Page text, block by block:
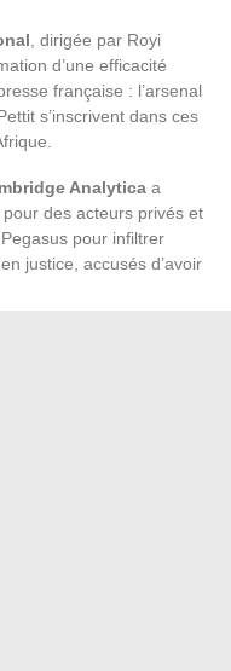
, dirigée par Royi
d’une efficacité
française : l’arsenal
s’inscrivent dans ces
Analytica a
des acteurs privés et
pour infiltrer
justice, accusés d’avoir